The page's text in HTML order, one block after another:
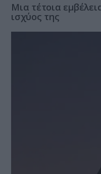
Μια τέτοια
ισχύος της